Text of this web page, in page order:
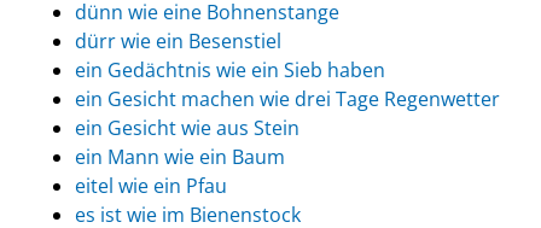
dünn wie eine Bohnenstange
dürr wie ein Besenstiel
ein Gedächtnis wie ein Sieb haben
ein Gesicht machen wie drei Tage Regenwetter
ein Gesicht wie aus Stein
ein Mann wie ein Baum
eitel wie ein Pfau
es ist wie im Bienenstock